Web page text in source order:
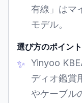
有線」はマ
モデル。
選び方のポイン
Yinyoo
ディオ鑑賞
やケーブル